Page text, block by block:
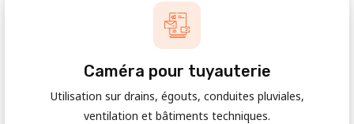
Caméra pour tuyauterie
Utilisation sur drains, égouts, conduites pluviales,
ventilation et bâtiments techniques.